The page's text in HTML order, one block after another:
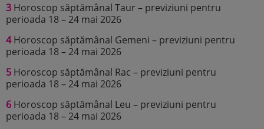
3 Horoscop săptămânal Taur – previziuni pentru
perioada 18 – 24 mai 2026
4Horoscop săptămânal Gemeni – previziuni pentru
perioada 18 – 24 mai 2026
5 Horoscop săptămânal Rac – previziuni pentru
perioada 18 – 24 mai 2026
6 Horoscop săptămânal Leu – previziuni pentru
perioada 18 – 24 mai 2026